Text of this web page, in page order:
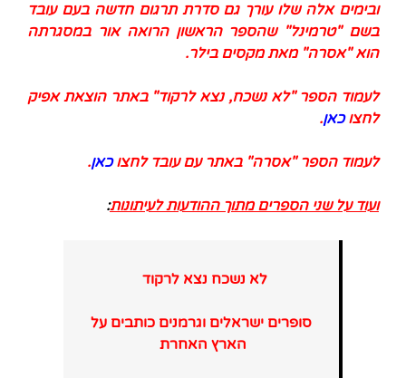
ובימים אלה שלו עורך גם סדרת תרגום חדשה בעם עובד
בשם "טרמינל" שהספר הראשון הרואה אור במסגרתה
הוא "אסרה" מאת מקסים בילר.
לעמוד הספר "לא נשכח, נצא לרקוד" באתר הוצאת אפיק
לחצוכאן.
לעמוד הספר "אסרה" באתר עם עובד לחצוכאן.
ועוד על שני הספרים מתוך ההודעות לעיתונות:
לא נשכח נצא לרקוד
סופרים ישראלים וגרמנים כותבים על
הארץ האחרת